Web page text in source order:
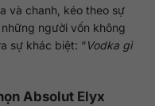
và chanh, kéo theo sự
người vốn không
sự khác biệt: “Vodka gì
Absolut Elyx